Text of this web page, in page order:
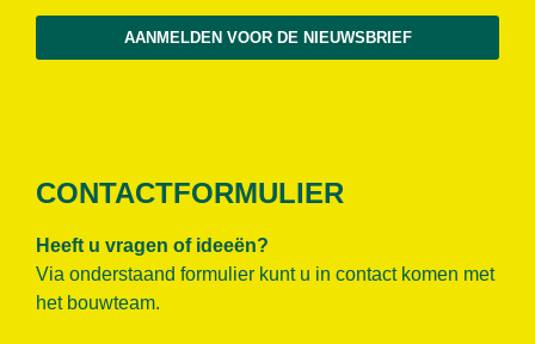
AANMELDEN VOOR DE NIEUWSBRIEF
CONTACTFORMULIER
Heeft u vragen of ideeën?
Via onderstaand formulier kunt u in contact komen met
het bouwteam.